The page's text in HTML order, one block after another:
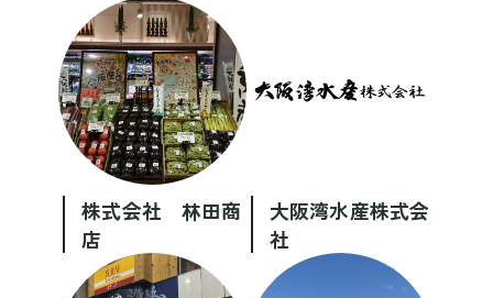
株式会社 林田商
店
大阪湾水産株式会
社